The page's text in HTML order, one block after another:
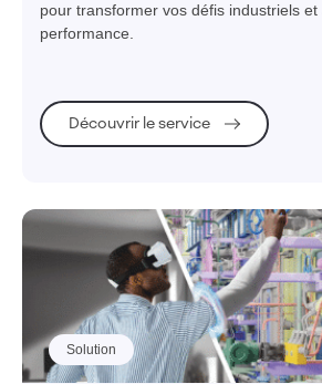
pour transformer vos défis industriels
performance.
Découvrir le service
Solution